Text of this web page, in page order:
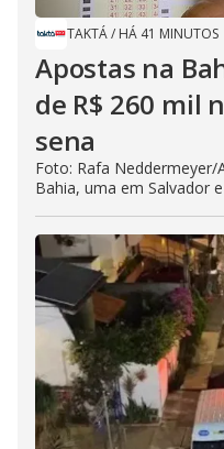
TAKTÁ/ HÁ 41 MINUTOS
Apostas na
de R$ 260 mil
sena
Foto: Rafa Neddermeyer/
Bahia, uma em Salvador